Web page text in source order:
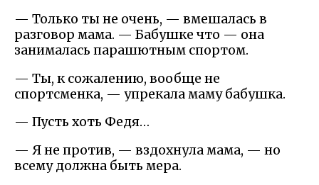
— Только ты не очень, — вмешалась в
разговор мама. — Бабушке что — она
занималась парашютным спортом.
— Ты, к сожалению, вообще не
спортсменка, — упрекала маму бабушка.
— Пусть хоть Федя…
— Я не против, — вздохнула мама, — но
всему должна быть мера.